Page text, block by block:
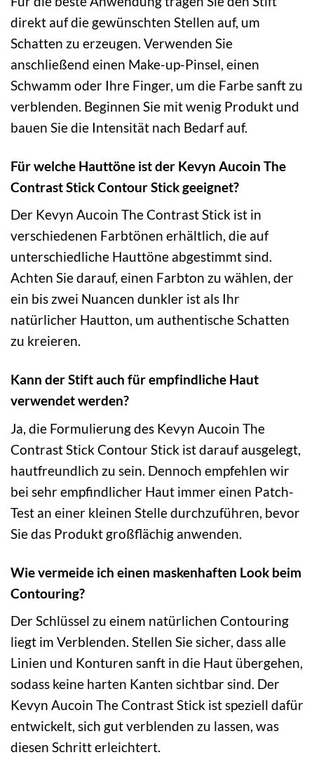
direkt auf die gewünschten Stellen auf, um
Schatten zu erzeugen. Verwenden Sie
anschließend einen Make-up-Pinsel, einen
Schwamm oder Ihre Finger, um die Farbe sanft zu
verblenden. Beginnen Sie mit wenig Produkt und
bauen Sie die Intensität nach Bedarf auf.
Für welche Hauttöne ist der Kevyn Aucoin The
Contrast Stick Contour Stick geeignet?
Der Kevyn Aucoin The Contrast Stick ist in
verschiedenen Farbtönen erhältlich, die auf
unterschiedliche Hauttöne abgestimmt sind.
Achten Sie darauf, einen Farbton zu wählen, der
ein bis zwei Nuancen dunkler ist als Ihr
natürlicher Hautton, um authentische Schatten
zu kreieren.
Kann der Stift auch für empfindliche Haut
verwendet werden?
Ja, die Formulierung des Kevyn Aucoin The
Contrast Stick Contour Stick ist darauf ausgelegt,
hautfreundlich zu sein. Dennoch empfehlen wir
bei sehr empfindlicher Haut immer einen Patch-
Test an einer kleinen Stelle durchzuführen, bevor
Sie das Produkt großflächig anwenden.
Wie vermeide ich einen maskenhaften Look beim
Contouring?
Der Schlüssel zu einem natürlichen Contouring
liegt im Verblenden. Stellen Sie sicher, dass alle
Linien und Konturen sanft in die Haut übergehen,
sodass keine harten Kanten sichtbar sind. Der
Kevyn Aucoin The Contrast Stick ist speziell dafür
entwickelt, sich gut verblenden zu lassen, was
diesen Schritt erleichtert.